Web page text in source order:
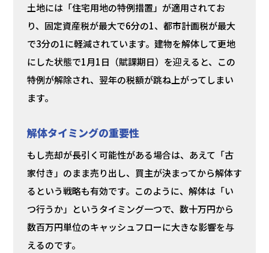
土地には「住宅用地の特例措置」が適用されてお
り、固定資産税が最大で6分の1、都市計画税が最大
で3分の1に軽減されています。建物を解体して更地
にした状態で1月1日（賦課期日）を迎えると、この
特例が解除され、翌年の税額が跳ね上がってしまい
ます。
解体タイミングの重要性
もし売却が長引く可能性がある場合は、あえて「古
家付き」のまま売り出し、買主が決まってから解体す
るという戦略も有効です。このように、解体は「い
つ行うか」というタイミング一つで、数十万円から
数百万円単位のキャッシュフローに大きな影響を与
えるのです。